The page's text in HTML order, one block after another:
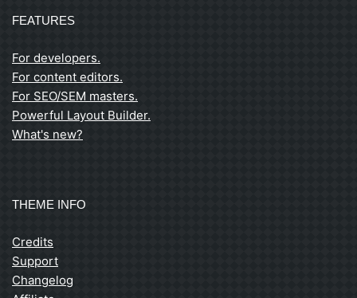
FEATURES
For developers.
For content editors.
For SEO/SEM masters.
Powerful Layout Builder.
What's new?
THEME INFO
Credits
Support
Changelog